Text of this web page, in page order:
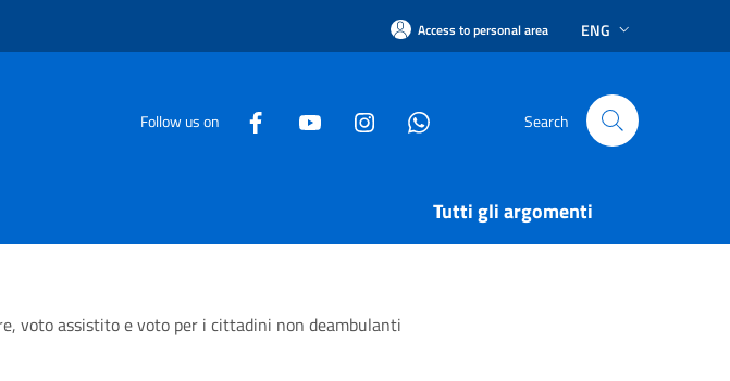
Access to personal area ENG
Follow us on Search
Tutti gli argomenti
voto assistito e voto per i cittadini non deambulanti